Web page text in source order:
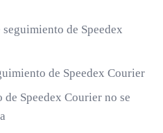
de Speedex
de Speedex Courier
Speedex Courier no se